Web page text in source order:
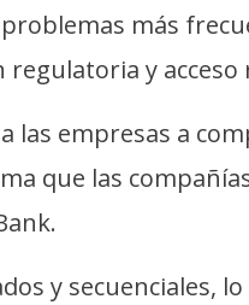
más
y acceso
las empresas a
que las
y secuenciales,